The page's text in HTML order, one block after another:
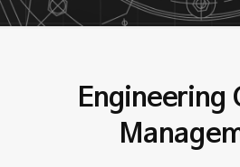
Engineering